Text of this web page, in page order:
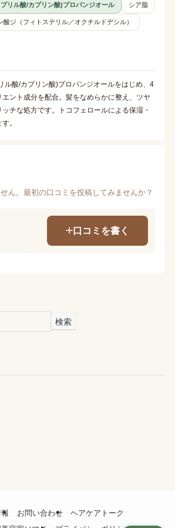
リル酸/カプリン酸)プロパンジオール シア脂
酸ジ（フィトステリル／オクチルドデシル）
ル酸/カプリン酸)プロパンジオールをはじめ、4
ント成分を配合。髪をなめらかに整え、ツヤ
チな処方です。トコフェロールによる保湿・
。
ん。最初の口コミを投稿してみませんか？
口コミを書く
検索
お問い合わせ
ヘアケアトーク